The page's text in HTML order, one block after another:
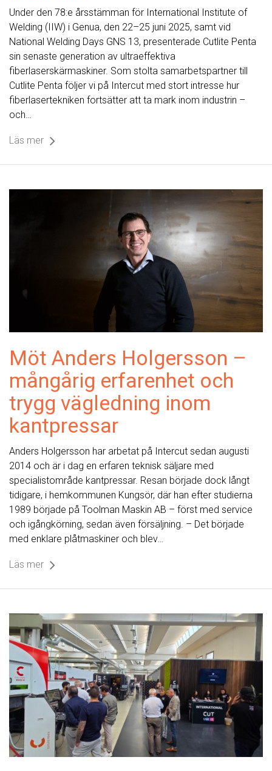
Under den 78:e årsstämman för International Institute of
Welding (IIW) i Genua, den 22–25 juni 2025, samt vid
National Welding Days GNS 13, presenterade Cutlite Penta
sin senaste generation av ultraeffektiva
fiberlaserskärmaskiner. Som stolta samarbetspartner till
Cutlite Penta följer vi på Intercut med stort intresse hur
fiberlasertekniken fortsätter att ta mark inom industrin –
och…
Läs mer
Möt Anders Holgersson –
mångårig erfarenhet och
trygg vägledning inom
kantpressar
Anders Holgersson har arbetat på Intercut sedan augusti
2014 och är i dag en erfaren teknisk säljare med
specialistområde kantpressar. Resan började dock långt
tidigare, i hemkommunen Kungsör, där han efter studierna
1989 började på Toolman Maskin AB – först med service
och igångkörning, sedan även försäljning. – Det började
med enklare plåtmaskiner och blev…
Läs mer